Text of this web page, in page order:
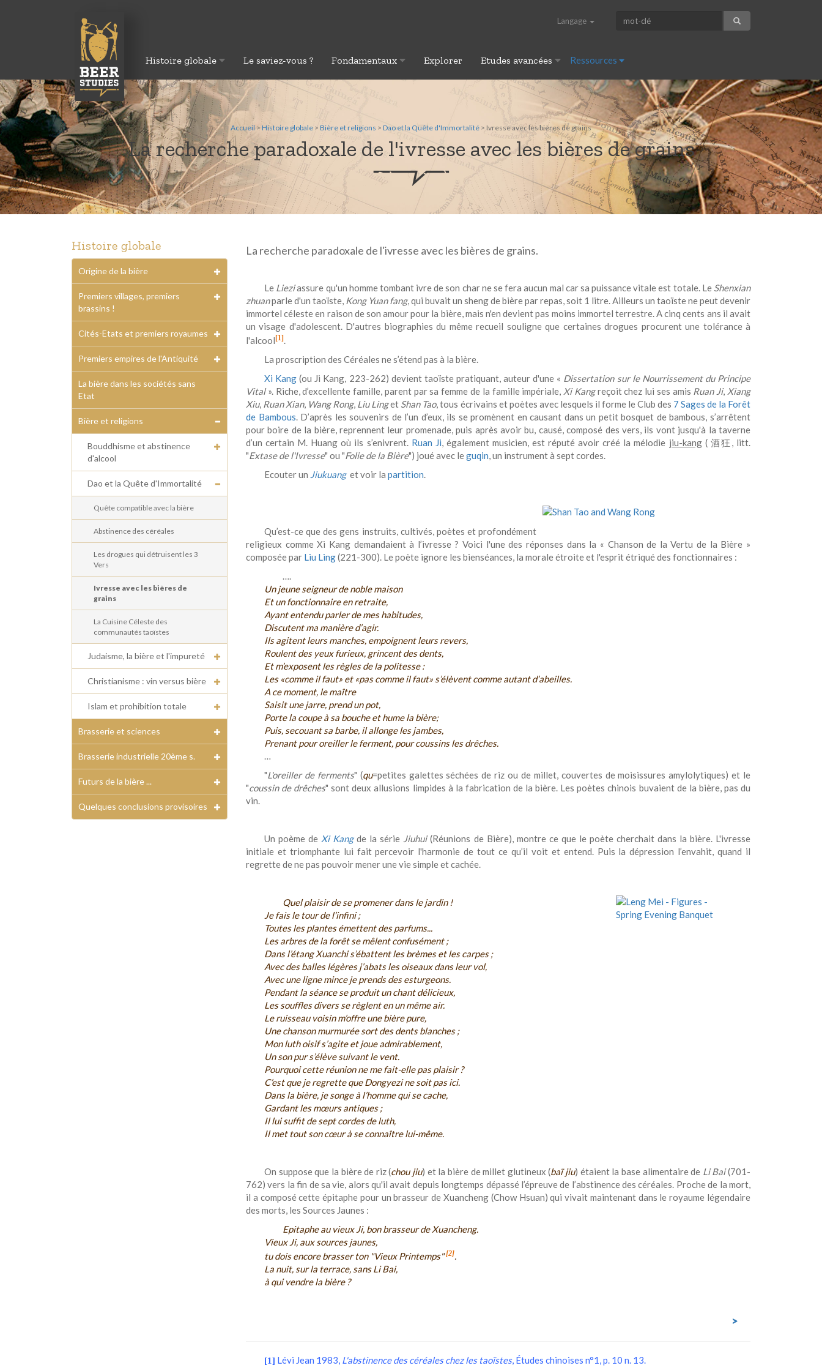
Langage
Histoire globale Le saviez-vous ? Fondamentaux Explorer Etudes avancées Ressources
Accueil >Histoire globale > Bière et religions > Dao et la Quête d'Immortalité > Ivresse avec les bières de grains
La recherche paradoxale de l'ivresse avec les bières de grains
La recherche paradoxale de l'ivresse avec les bières de grains.
Le Lieziassure qu'un homme tombant ivre de son char ne se fera aucun mal car sa puissance vitale est totale. Le Shenxian
zhuanparle d'un taoïste, Kong Yuan fang, qui buvait un sheng de bière par repas, soit 1 litre. Ailleurs un taoïste ne peut devenir
immortel céleste en raison de son amour pour la bière, mais n'en devient pas moins immortel terrestre. A cinq cents ans il avait
un visage d'adolescent. D'autres biographies du même recueil souligne que certaines drogues procurent une tolérance à
l'alcool [1].
La proscription des Céréales ne s’étend pas à la bière.
Xi Kang (ou Ji Kang, 223-262) devient taoïste pratiquant, auteur d'une « Dissertation sur le Nourrissement du Principe
Vital». Riche, d’excellente famille, parent par sa femme de la famille impériale, Xi Kangreçoit chez lui ses amis Ruan Ji, Xiang
Xiu, Ruan Xian, Wang Rong, Liu Linget Shan Tao, tous écrivains et poètes avec lesquels il forme le Club des 7 Sages de la Forêt
de Bambous. D’après les souvenirs de l’un d’eux, ils se promènent en causant dans un petit bosquet de bambous, s’arrêtent
pour boire de la bière, reprennent leur promenade, puis après avoir bu, causé, composé des vers, ils vont jusqu'à la taverne
d’un certain M. Huang où ils s’enivrent. Ruan Ji, également musicien, est réputé avoir créé la mélodie jiu-kang( 酒狂, litt.
"Extase de l'Ivresse" ou "Folie de la Bière") joué avec leguqin, un instrument à sept cordes.
Ecouter un Jiukuanget voir la partition.
Qu’est-ce que des gens instruits, cultivés, poètes et profondément
religieux comme Xi Kang demandaient à l’ivresse ? Voici l'une des réponses dans la « Chanson de la Vertu de la Bière »
composée par Liu Ling(221-300). Le poète ignore les bienséances, la morale étroite et l'esprit étriqué des fonctionnaires :
….
Un jeune seigneur de noble maison
Et un fonctionnaire en retraite,
Ayant entendu parler de mes habitudes,
Discutent ma manière d’agir.
Ils agitent leurs manches, empoignent leurs revers,
Roulent des yeux furieux, grincent des dents,
Et m’exposent les règles de la politesse :
Les «comme il faut» et «pas comme il faut» s’élèvent comme autant d’abeilles.
A ce moment, le maître
Saisit une jarre, prend un pot,
Porte la coupe à sa bouche et hume la bière;
Puis, secouant sa barbe, il allonge les jambes,
Prenant pour oreiller le ferment, pour coussins les drêches.
…
"L'oreiller de ferments" (qu=petites galettes séchées de riz ou de millet, couvertes de moisissures amylolytiques) et le
"coussin de drêches" sont deux allusions limpides à la fabrication de la bière. Les poètes chinois buvaient de la bière, pas du
vin.
Un poème de Xi Kang de la série Jiuhui(Réunions de Bière), montre ce que le poète cherchait dans la bière. L'ivresse
initiale et triomphante lui fait percevoir l'harmonie de tout ce qu’il voit et entend. Puis la dépression l’envahit, quand il
regrette de ne pas pouvoir mener une vie simple et cachée.
Quel plaisir de se promener dans le jardin !
Je fais le tour de l’infini ;
Toutes les plantes émettent des parfums...
Les arbres de la forêt se mêlent confusément ;
Dans l’étang Xuanchi s’ébattent les brèmes et les carpes ;
Avec des balles légères j’abats les oiseaux dans leur vol,
Avec une ligne mince je prends des esturgeons.
Pendant la séance se produit un chant délicieux,
Les souffles divers se règlent en un même air.
Le ruisseau voisin m’offre une bière pure,
Une chanson murmurée sort des dents blanches ;
Mon luth oisif s’agite et joue admirablement,
Un son pur s’élève suivant le vent.
Pourquoi cette réunion ne me fait-elle pas plaisir ?
C’est que je regrette que Dongyezi ne soit pas ici.
Dans la bière, je songe à l’homme qui se cache,
Gardant les mœurs antiques ;
Il lui suffit de sept cordes de luth,
Il met tout son cœur à se connaître lui-même.
On suppose que la bière de riz (chou jiu) et la bière de millet glutineux (baï jiu) étaient la base alimentaire de Li Bai(701-
762) vers la fin de sa vie, alors qu'il avait depuis longtemps dépassé l’épreuve de l’abstinence des céréales. Proche de la mort,
il a composé cette épitaphe pour un brasseur de Xuancheng (Chow Hsuan) qui vivait maintenant dans le royaume légendaire
des morts, les Sources Jaunes :
Epitaphe au vieux Ji, bon brasseur de Xuancheng.
Vieux Ji, aux sources jaunes,
tu dois encore brasser ton "Vieux Printemps"[2].
La nuit, sur la terrace, sans Li Bai,
à qui vendre la bière ?
>
[1] Lévi Jean 1983, L'abstinence des céréales chez les taoïstes, Études chinoises n°1, p. 10 n. 13.
Histoire globale
Origine de la bière
Premiers villages, premiers
brassins !
Cités-Etats et premiers royaumes
Premiers empires de l'Antiquité
La bière dans les sociétés sans
Etat
Bière et religions
Bouddhisme et abstinence
d'alcool
Dao et la Quête d'Immortalité
Quête compatible avec la bière
Abstinence des céréales
Les drogues qui détruisent les 3
Vers
Ivresse avec les bières de
grains
La Cuisine Céleste des
communautés taoïstes
Judaisme, la bière et l'impureté
Christianisme : vin versus bière
Islam et prohibition totale
Brasserie et sciences
Brasserie industrielle 20ème s.
Futurs de la bière ...
Quelques conclusions provisoires